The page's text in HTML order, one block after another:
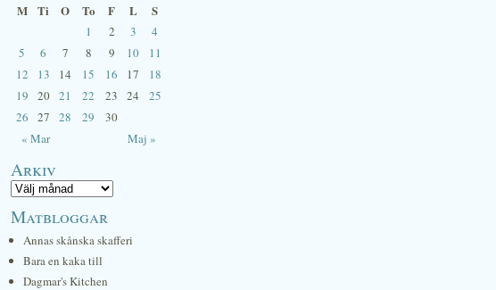
M Ti O To F L S
« Mar Maj »
1 2 3
4
5
6 7 8 9 10
11
12
13 14 15 16 17
18
19
20 21 22 23 24
25
26
27 28 29 30
Arkiv
Matbloggar
Annas skånska skafferi
Bara en kaka till
Dagmar's Kitchen